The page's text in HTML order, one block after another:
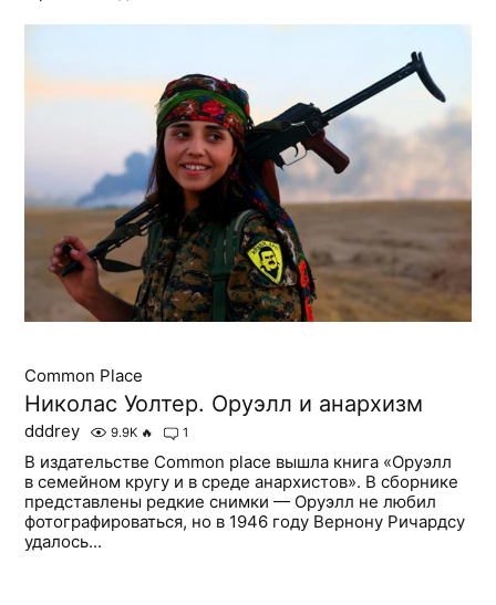
Common Place
Николас Уолтер. Оруэлл и анархизм
dddrey 9.9K 🔥 1
В издательстве Common place вышла книга «Оруэлл
в семейном кругу и в среде анархистов». В сборнике
представлены редкие снимки — Оруэлл не любил
фотографироваться, но в 1946 году Вернону Ричардсу
удалось...